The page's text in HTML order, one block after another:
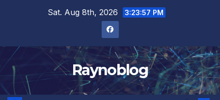
Sat. Aug 8th, 2026 3:23:57 PM
Raynoblog